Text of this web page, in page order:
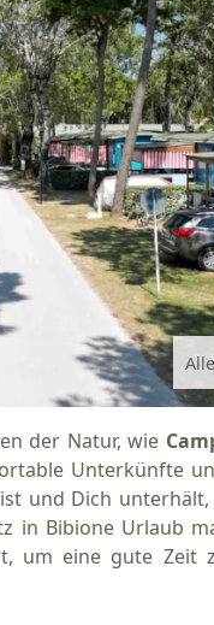
der Natur, wie
Unterkünfte
und Dich
in Bibione Urlaub
um eine gute Zeit